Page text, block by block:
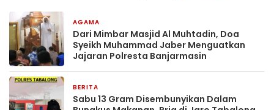
AGAMA
Dari Mimbar Masjid Al Muhtadin, Doa
Syeikh Muhammad Jaber Menguatkan
Jajaran Polresta Banjarmasin
BERITA
Sabu 13 Gram Disembunyikan Dalam